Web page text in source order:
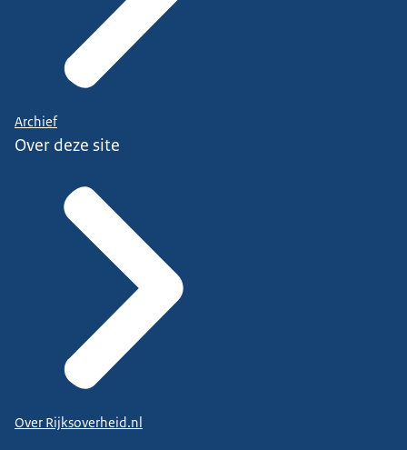
Archief
Over deze site
Over Rijksoverheid.nl